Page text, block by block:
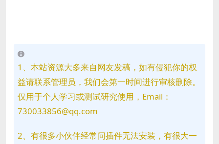
1、本站资源大多来自网友发稿，如有侵犯你的权
益请联系管理员，我们会第一时间进行审核删除。
仅用于个人学习或测试研究使用，Email：
730033856@qq.com
2、有很多小伙伴经常问插件无法安装，有很大一